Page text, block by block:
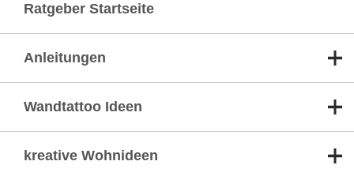
Ratgeber Startseite
Anleitungen
Wandtattoo Ideen
kreative Wohnideen